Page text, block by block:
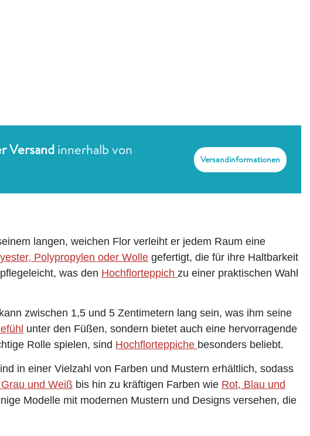
Versandinnerhalb von
Versandinformationen
langen, weichen Flor verleiht er jedem Raum eine
Polypropylen oder Wolle gefertigt, die für ihre Haltbarkeit
was den Hochflorteppich zu einer praktischen Wahl
zwischen 1,5 und 5 Zentimetern lang sein, was ihm seine
unter den Füßen, sondern bietet auch eine hervorragende
Rolle spielen, sind Hochflorteppiche besonders beliebt.
in einer Vielzahl von Farben und Mustern erhältlich, sodass
und Weiß bis hin zu kräftigen Farben wie Rot, Blau und
Modelle mit modernen Mustern und Designs versehen, die